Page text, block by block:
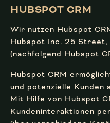
HUBSPOT CRM
Wir nutzen Hubspot
Hubspot Inc. 25 Street,
(nachfolgend Hubspot
Hubspot CRM
und potenzielle Kunden
Mit Hilfe von Hubspot
Kundeninteraktionen